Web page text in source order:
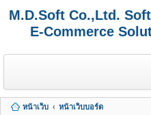
M.D.Soft Co.,Ltd.
E-Commerce
หน้าเว็บ
หน้าเว็บบอร์ด